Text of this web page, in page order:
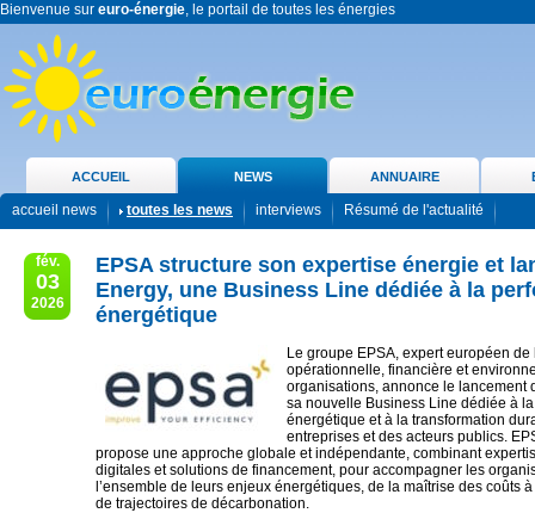
Bienvenue sur euro-énergie, le portail de toutes les énergies
ACCUEIL NEWS ANNUAIRE
accueil news toutes les news interviews Résumé de l'actualité
fév.
03
2026
EPSA structure son expertise énergie et
Energy, une Business Line dédiée à la
énergétique
Le groupe EPSA, expert européen
opérationnelle, financière et
organisations, annonce le lancement
sa nouvelle Business Line dédiée à
énergétique et à la transformation
entreprises et des acteurs publics.
propose une approche globale et indépendante, combinant
digitales et solutions de financement, pour accompagner les
l’ensemble de leurs enjeux énergétiques, de la maîtrise des coûts
de trajectoires de décarbonation.